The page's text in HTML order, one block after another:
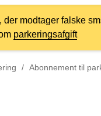
modtager falske
parkeringsafgift
/ Tilbage til
Abonnement til